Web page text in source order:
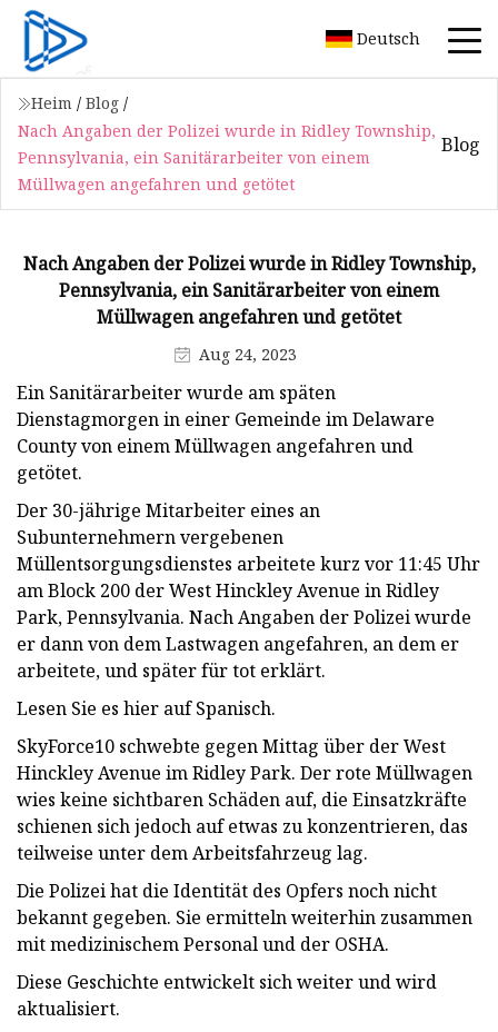
Deutsch
Heim / Blog /
Nach Angaben der Polizei wurde in Ridley Township,
Pennsylvania, ein Sanitärarbeiter von einem
Müllwagen angefahren und getötet
Blog
Nach Angaben der Polizei wurde in Ridley Township,
Pennsylvania, ein Sanitärarbeiter von einem
Müllwagen angefahren und getötet
Aug 24, 2023
Ein Sanitärarbeiter wurde am späten
Dienstagmorgen in einer Gemeinde im Delaware
County von einem Müllwagen angefahren und
getötet.
Der 30-jährige Mitarbeiter eines an
Subunternehmern vergebenen
Müllentsorgungsdienstes arbeitete kurz vor 11:45 Uhr
am Block 200 der West Hinckley Avenue in Ridley
Park, Pennsylvania. Nach Angaben der Polizei wurde
er dann von dem Lastwagen angefahren, an dem er
arbeitete, und später für tot erklärt.
Lesen Sie es hier auf Spanisch.
SkyForce10 schwebte gegen Mittag über der West
Hinckley Avenue im Ridley Park. Der rote Müllwagen
wies keine sichtbaren Schäden auf, die Einsatzkräfte
schienen sich jedoch auf etwas zu konzentrieren, das
teilweise unter dem Arbeitsfahrzeug lag.
Die Polizei hat die Identität des Opfers noch nicht
bekannt gegeben. Sie ermitteln weiterhin zusammen
mit medizinischem Personal und der OSHA.
Diese Geschichte entwickelt sich weiter und wird
aktualisiert.